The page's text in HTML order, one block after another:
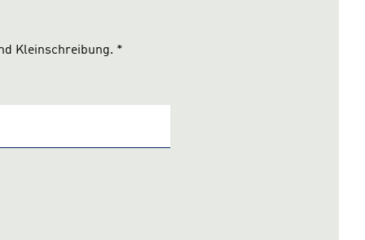
Kleinschreibung. *